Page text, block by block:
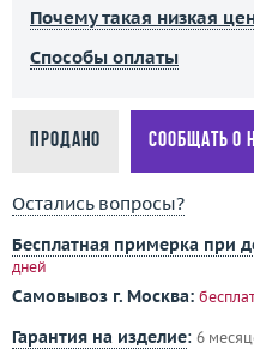
Почему такая низкая
Способы оплаты
Продано Сообщать о
Остались вопросы?
Бесплатная примерка при
дней
Самовывоз г. Москва:
Гарантия на изделие: 6